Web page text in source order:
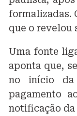
formalizadas.
que o revelou
Uma fonte
aponta que,
no início da
pagamento
notificação